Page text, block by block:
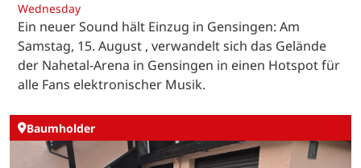
Wednesday
Ein neuer Sound hält Einzug in Gensingen: Am
Samstag, 15. August , verwandelt sich das Gelände
der Nahetal-Arena in Gensingen in einen Hotspot für
alle Fans elektronischer Musik.
Baumholder